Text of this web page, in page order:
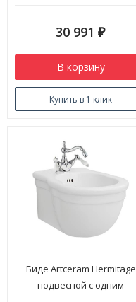
30 991 ₽
В корзину
Купить в 1 клик
Биде Artceram Hermitage
подвесной с одним